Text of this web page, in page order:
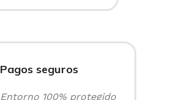
Pagos seguros
Entorno 100% protegido